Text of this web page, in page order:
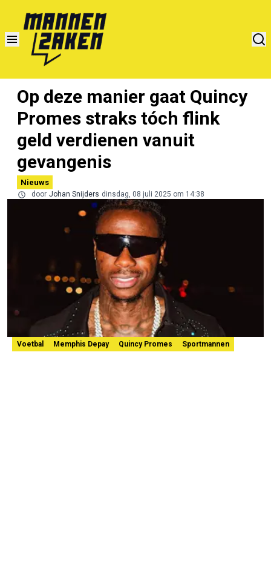
Op deze manier gaat Quincy
Promes straks tóch flink
geld verdienen vanuit
gevangenis
Nieuws
door Johan Snijders dinsdag, 08 juli 2025 om 14:38
Voetbal Memphis Depay Quincy Promes Sportmannen